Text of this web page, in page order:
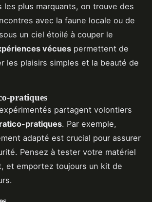
les plus marquants, on trouve des
avec la faune locale ou de
un ciel étoilé à couper le
vécues permettent de
les plaisirs simples et la beauté de
pratiques
partagent volontiers
pratiques. Par exemple,
adapté est crucial pour assurer
Pensez à tester votre matériel
et emportez toujours un kit de